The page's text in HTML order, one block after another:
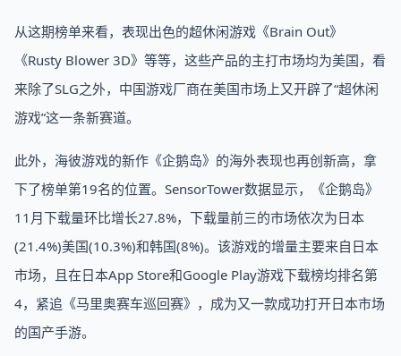
从这期榜单来看，表现出色的超休闲游戏《Brain Out》
《Rusty Blower 3D》等等，这些产品的主打市场均为美国，看
来除了SLG之外，中国游戏厂商在美国市场上又开辟了“超休闲
游戏”这一条新赛道。
此外，海彼游戏的新作《企鹅岛》的海外表现也再创新高，拿
下了榜单第19名的位置。SensorTower数据显示，《企鹅岛》
11月下载量环比增长27.8%，下载量前三的市场依次为日本
(21.4%)美国(10.3%)和韩国(8%)。该游戏的增量主要来自日本
市场，且在日本App Store和Google Play游戏下载榜均排名第
4，紧追《马里奥赛车巡回赛》，成为又一款成功打开日本市场
的国产手游。